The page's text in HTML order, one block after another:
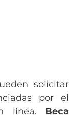
solicitar
por el
línea. Beca